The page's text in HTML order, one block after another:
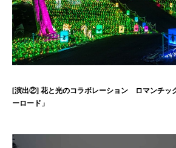
[演出②] 花と光のコラボレーション ロマンチッ
ーロード」